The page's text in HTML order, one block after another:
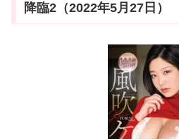
降臨2（2022年5月27日）